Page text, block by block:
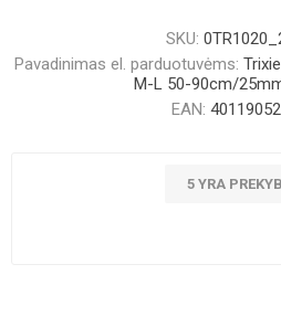
SKU:
Pavadinimas el. parduotuvėms:
M-L 50-90cm/
EAN:
5 YRA